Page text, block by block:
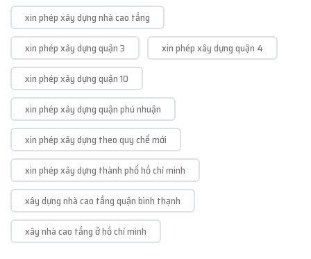
xin phép xây dựng nhà cao tầng
xin phép xây dựng quận 3
xin phép xây dựng quận 4
xin phép xây dựng quận 10
xin phép xây dựng quận phú nhuận
xin phép xây dựng theo quy chế mới
xin phép xây dựng thành phố hồ chí minh
xây dựng nhà cao tầng quận bình thạnh
xây nhà cao tầng ở hồ chí minh